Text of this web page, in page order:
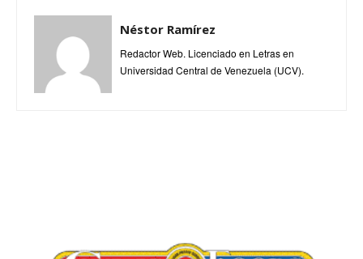
Néstor Ramírez
Redactor Web. Licenciado en Letras en
Universidad Central de Venezuela (UCV).